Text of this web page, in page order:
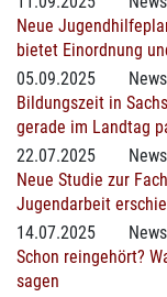
Neue
bietet Einordnung
05.09.2025
News
Bildungszeit in
gerade im Landtag
22.07.2025
News
Neue Studie zur
Jugendarbeit
14.07.2025
News
Schon reingehört?
sagen